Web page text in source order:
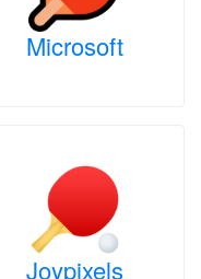
Microsoft
Joypixels